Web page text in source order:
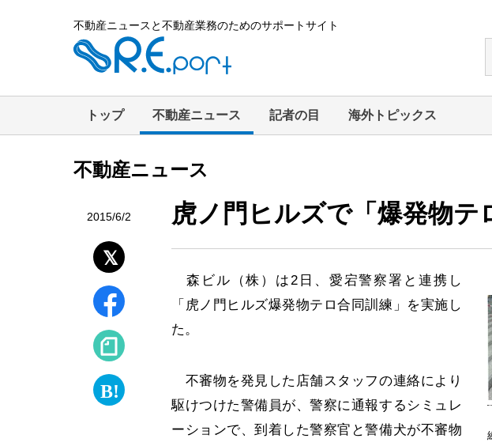
不動産ニュースと不動産業務のためのサポートサイト
トップ 不動産ニュース 記者の目 海外トピックス
不動産ニュース
2015/6/2 虎ノ門ヒルズで「爆発物
森ビル（株）は2日、愛宕警察署と連携し
「虎ノ門ヒルズ爆発物テロ合同訓練」を実施し
た。
不審物を発見した店舗スタッフの連絡により
駆けつけた警備員が、警察に通報するシミュレ
ーションで、到着した警察官と警備犬が不審物